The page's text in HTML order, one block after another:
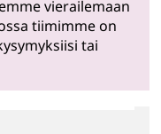
vierailemaan
tiimimme on
tai